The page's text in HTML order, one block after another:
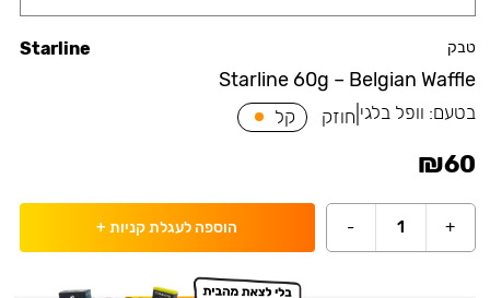
טבק
Starline 60g – Belgian Waffle
Starline
בטעם: וופל בלגי חוזק קל
₪60
+
1
- הוספה לעגלת קניות +